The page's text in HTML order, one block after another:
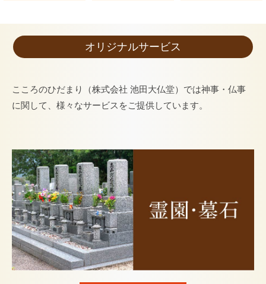
オリジナルサービス
こころのひだまり（株式会社 池田大仏堂）では神事・仏事
に関して、様々なサービスをご提供しています。